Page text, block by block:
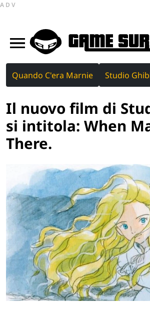
ADV
Quando C'era Marnie Studio
Il nuovo film di
si intitola: When
There.